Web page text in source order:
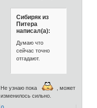
Сибиряк из
Питера
написал(а):
Думаю что
сейчас точно
отгадают.
Не узнаю пока
, может
изменилось сильно.